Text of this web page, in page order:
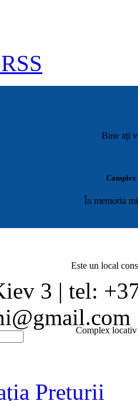
Bine ați
În memoria
Este un local
Complex
3 | tel:
Preturii